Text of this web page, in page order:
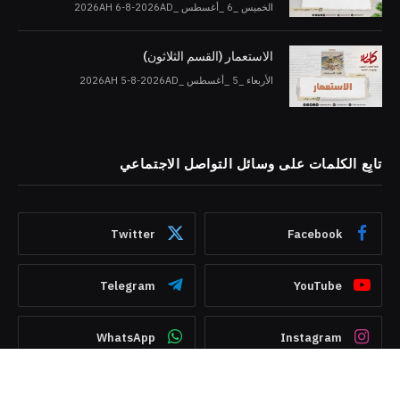
الخميس _6 _أغسطس _2026AH 6-8-2026AD
الاستعمار (القسم الثلاثون)
الأربعاء _5 _أغسطس _2026AH 5-8-2026AD
تابِع الكلمات على وسائل التواصل الاجتماعي
Facebook
Twitter
YouTube
Telegram
Instagram
WhatsApp